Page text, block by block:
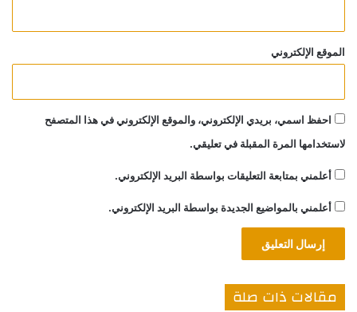
الموقع الإلكتروني
احفظ اسمي، بريدي الإلكتروني، والموقع الإلكتروني في هذا المتصفح
لاستخدامها المرة المقبلة في تعليقي.
أعلمني بمتابعة التعليقات بواسطة البريد الإلكتروني.
أعلمني بالمواضيع الجديدة بواسطة البريد الإلكتروني.
مقالات ذات صلة